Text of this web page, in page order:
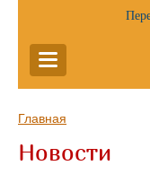
Главная
Новости